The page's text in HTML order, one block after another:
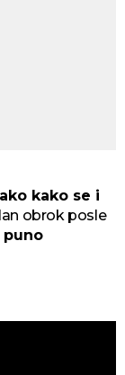
kako se i
obrok posle
puno